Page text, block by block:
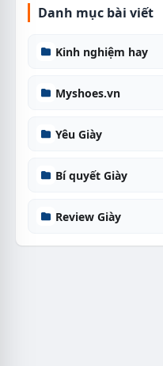
Danh mục bài viết
Kinh nghiệm hay
Myshoes.vn
Yêu Giày
Bí quyết Giày
Review Giày